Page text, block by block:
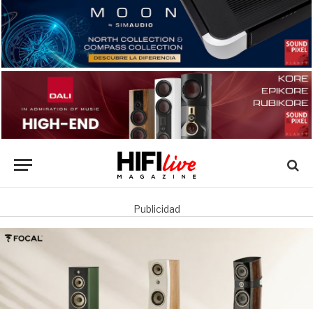
Publicidad